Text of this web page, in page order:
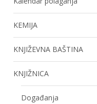
KEMIJA
KNJIŽEVNA BAŠTINA
KNJIŽNICA
Događanja